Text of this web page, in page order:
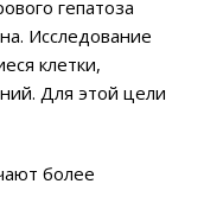
гепатоза
Исследование
клетки,
Для этой цели
более